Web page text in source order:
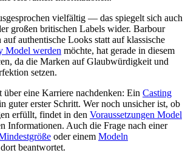
vielfältig — das spiegelt sich auch
großen britischen Labels wider. Barbour
auf authentische Looks statt auf klassische
Model werden möchte, hat gerade in diesem
da die Marken auf Glaubwürdigkeit und
setzen.
über eine Karriere nachdenken: Ein Casting
guter erster Schritt. Wer noch unsicher ist, ob
erfüllt, findet in den Voraussetzungen Model
Informationen. Auch die Frage nach einer
oder einem Modeln
beantwortet.